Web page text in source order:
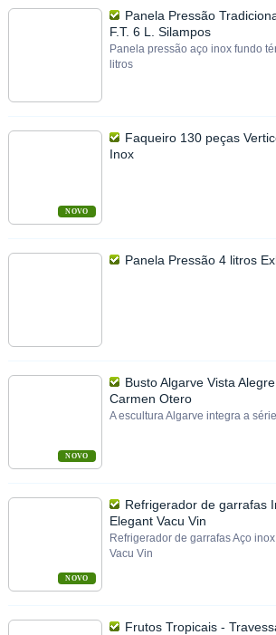
Panela Pressão
F.T. 6 L. Silampos
Panela pressão aço inox fundo
litros
NOVO
Faqueiro 130 peças
Inox
Panela Pressão 4 litros
NOVO
Busto Algarve Vista
Carmen Otero
A escultura Algarve integra a
NOVO
Refrigerador de garrafas
Elegant Vacu Vin
Refrigerador de garrafas Aço
Vacu Vin
Frutos Tropicais -